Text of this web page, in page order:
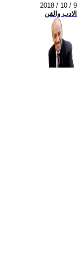
2018 / 10 / 9
الادب والفن